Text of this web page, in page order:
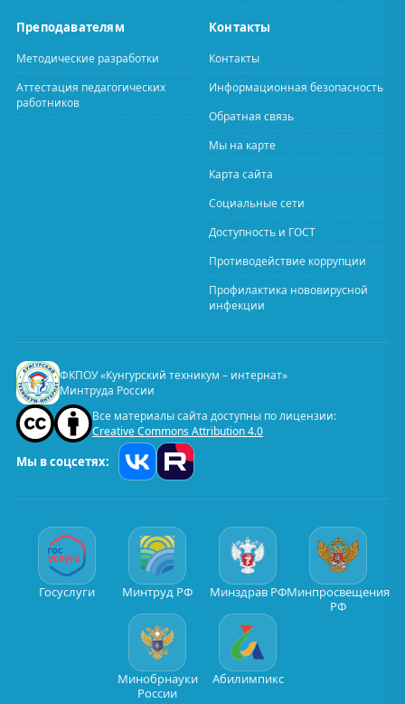
Преподавателям
Методические разработки
Аттестация педагогических
работников
Контакты
Контакты
Информационная безопасность
Обратная связь
Мы на карте
Карта сайта
Социальные сети
Доступность и ГОСТ
Противодействие коррупции
Профилактика нововирусной
инфекции
ФКПОУ «Кунгурский техникум – интернат»
Минтруда России
Все материалы сайта доступны по лицензии:
Creative Commons Attribution 4.0
Мы в соцсетях:
Госуслуги Минтруд РФ Минздрав РФМинпросвещения
РФ
Минобрнауки
России
Абилимпикс